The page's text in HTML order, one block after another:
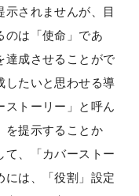
されませんが、目
のは「使命」であ
達成させることがで
したいと思わせる導
ストーリー」と呼ん
を提示することか
て、「カバーストー
には、「役割」設定